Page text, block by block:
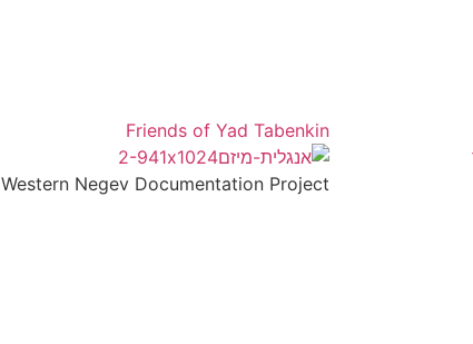
Friends of Yad Tabenkin
Western Negev Documentation Project